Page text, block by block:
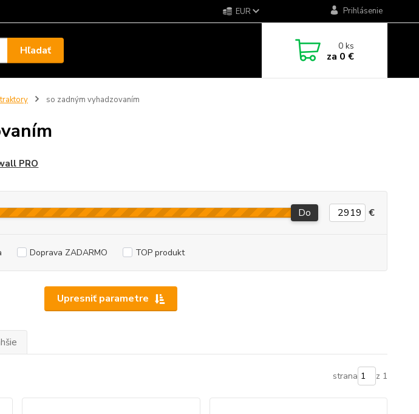
EUR Prihlásenie
Hľadať 0ks
za 0 €
so zadným vyhadzovaním
PRO
Upresniť parametre
Do €
Doprava ZADARMO TOP produkt
strana z 1